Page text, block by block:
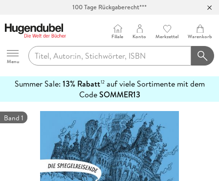
100 Tage Rückgaberecht***
Hugendubel
Menu
Filiale Konto Merkzettel Warenkorb
Summer Sale: 13% Rabatt12auf viele Sortimente mit dem
CodeSOMMER13
erfahren
Band 1